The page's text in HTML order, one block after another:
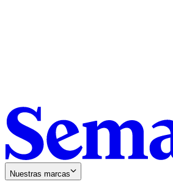
Nuestras marcas